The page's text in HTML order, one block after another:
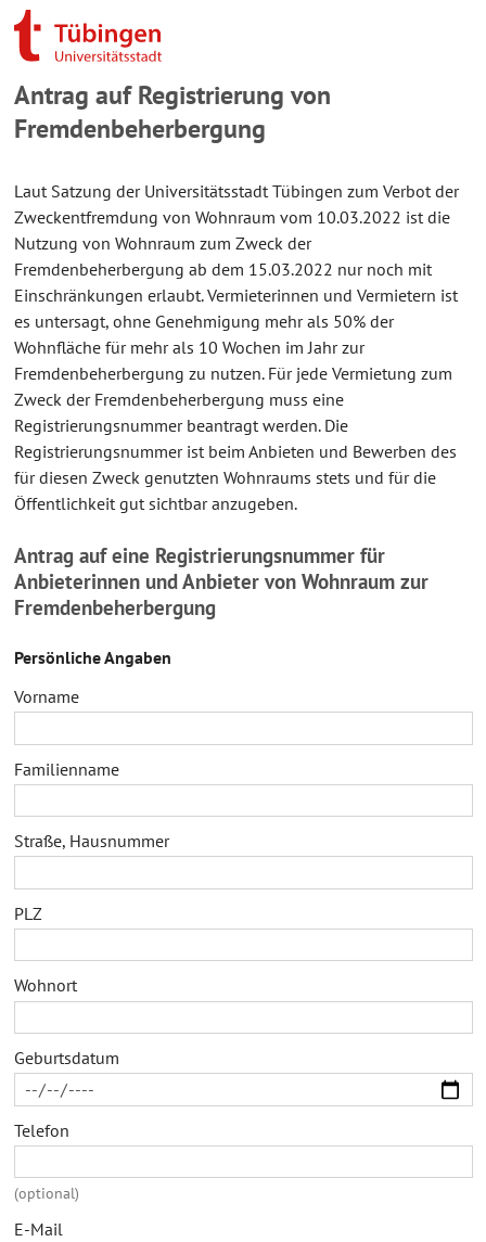
Antrag auf Registrierung von
Fremdenbeherbergung
Laut Satzung der Universitätsstadt Tübingen zum Verbot der
Zweckentfremdung von Wohnraum vom 10.03.2022 ist die
Nutzung von Wohnraum zum Zweck der
Fremdenbeherbergung ab dem 15.03.2022 nur noch mit
Einschränkungen erlaubt. Vermieterinnen und Vermietern ist
es untersagt, ohne Genehmigung mehr als 50% der
Wohnfläche für mehr als 10 Wochen im Jahr zur
Fremdenbeherbergung zu nutzen. Für jede Vermietung zum
Zweck der Fremdenbeherbergung muss eine
Registrierungsnummer beantragt werden. Die
Registrierungsnummer ist beim Anbieten und Bewerben des
für diesen Zweck genutzten Wohnraums stets und für die
Öffentlichkeit gut sichtbar anzugeben.
Antrag auf eine Registrierungsnummer für
Anbieterinnen und Anbieter von Wohnraum zur
Fremdenbeherbergung
Persönliche Angaben
Vorname
Familienname
Straße, Hausnummer
PLZ
Wohnort
Geburtsdatum
Telefon
(optional)
E-Mail